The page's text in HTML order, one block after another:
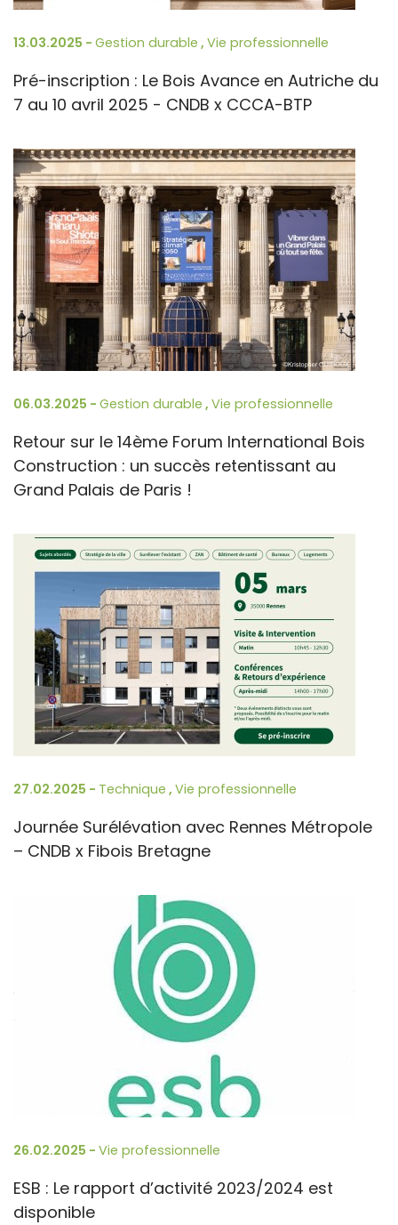
13.03.2025 - Gestion durable , Vie professionnelle
Pré-inscription : Le Bois Avance en Autriche du
7 au 10 avril 2025 - CNDB x CCCA-BTP
06.03.2025 - Gestion durable , Vie professionnelle
Retour sur le 14ème Forum International Bois
Construction : un succès retentissant au
Grand Palais de Paris !
27.02.2025 - Technique , Vie professionnelle
Journée Surélévation avec Rennes Métropole
– CNDB x Fibois Bretagne
26.02.2025 - Vie professionnelle
ESB : Le rapport d’activité 2023/2024 est
disponible